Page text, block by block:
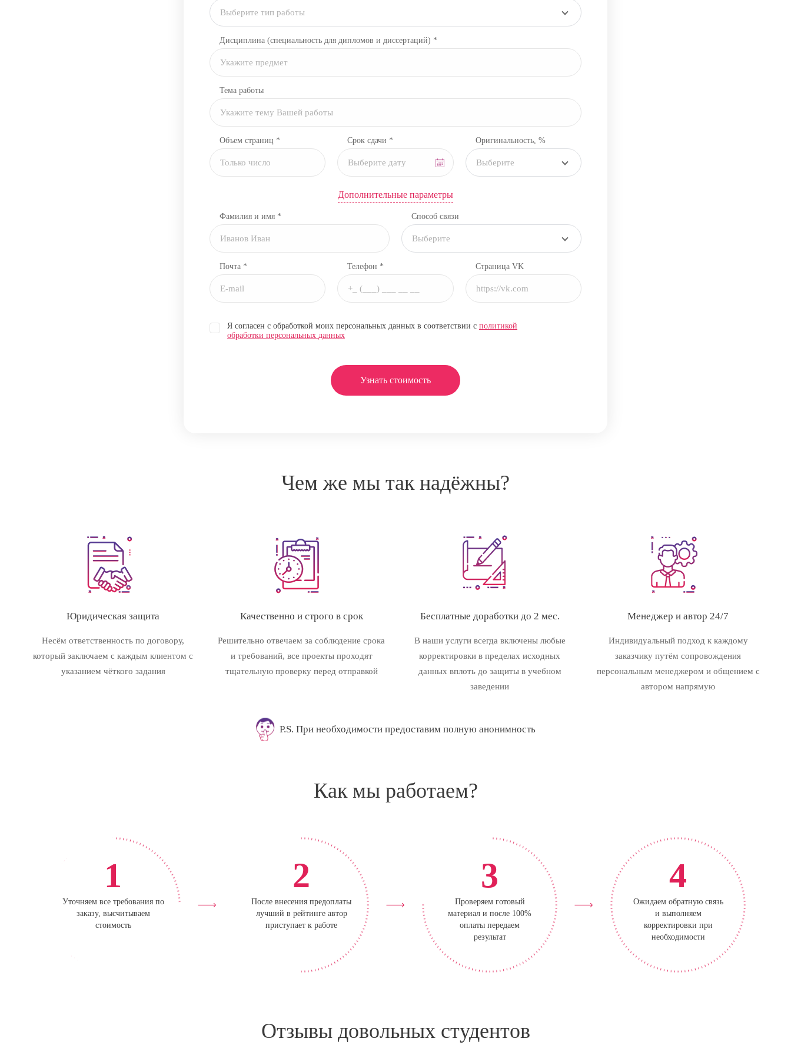
Выберите тип работы
Дисциплина (специальность для дипломов и диссертаций) *
Тема работы
Объем страниц * Срок сдачи * Оригинальность, %
Выберите
Дополнительные параметры
Фамилия и имя * Способ связи
Выберите
Почта * Телефон * Страница VK
Я согласен с обработкой моих персональных данных в соответствии с политикой
обработки персональных данных
Узнать стоимость
Чем же мы так надёжны?
Юридическая защита
Несём ответственность по договору,
который заключаем с каждым клиентом с
указанием чёткого задания
Качественно и строго в срок
Решительно отвечаем за соблюдение срока
и требований, все проекты проходят
тщательную проверку перед отправкой
Бесплатные доработки до 2 мес.
В наши услуги всегда включены любые
корректировки в пределах исходных
данных вплоть до защиты в учебном
заведении
Менеджер и автор 24/7
Индивидуальный подход к каждому
заказчику путём сопровождения
персональным менеджером и общением с
автором напрямую
P.S. При необходимости предоставим полную анонимность
Как мы работаем?
1
Уточняем все требования по
заказу, высчитываем
стоимость
2
После внесения предоплаты
лучший в рейтинге автор
приступает к работе
3
Проверяем готовый
материал и после 100%
оплаты передаем
результат
4
Ожидаем обратную связь
и выполняем
корректировки при
необходимости
Отзывы довольных студентов